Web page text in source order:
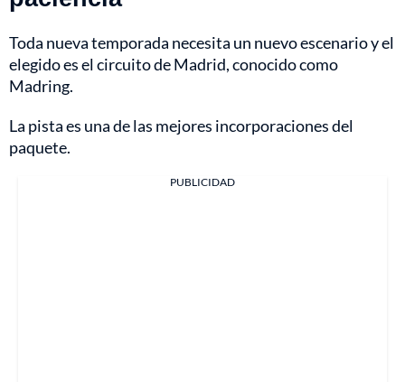
Toda nueva temporada necesita un nuevo escenario y el
elegido es el circuito de Madrid, conocido como
Madring.
La pista es una de las mejores incorporaciones del
paquete.
PUBLICIDAD